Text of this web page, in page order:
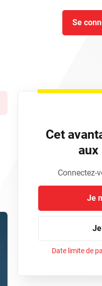
Se
Cet
aux
Connectez-
Je
Date limite de